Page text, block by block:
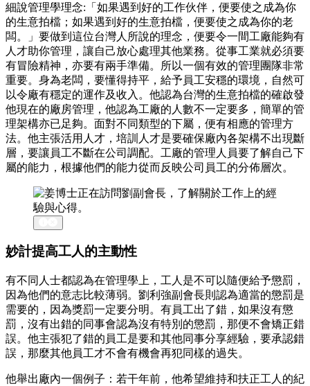
細說管理學理念:「如果遇到好的工作伙伴，便要使之成為你
的生意拍檔；如果遇到好的生意拍檔，便要使之成為你的老
闆。」要做到這位台灣人所說的理念，便要令一間工廠能夠有
人才助你管理，讓自己放心處理其他業務。從事工業就必須要
有冒險精神，亦要有兩手準備。所以一個有效的管理團隊非常
重要。身為老闆，要懂得持平，給予員工安穩的環境，自然可
以令廠有穩定的運作及收入。他認為台灣的生意拍檔的確啟發
他現在的廠房管理，他認為工廠的人數不一定要多，簡單的管
理架構亦已足夠。面對不同類型的下屬，便有相應的管理方
法。他主張活用人才，培訓人才是要確保廠內各架構不出現斷
層，要讓員工不斷在公司調配。工廠的管理人員要了解自己下
屬的能力，根據他們的能力從而反映公司員工的分佈層次。
妙計提高工人的主動性
有不同人士都認為在管理學上，工人是不可以隨便給予懲罰，
因為他們的意志比較薄弱。劉利強副會長則認為適當的懲罰是
需要的，因為獎罰一定要分明。有員工出了錯，如果沒有懲
罰，沒有出錯的同事會認為沒有特別的懲罰，那便不會矯正錯
誤。他主張犯了錯的員工是要和其他同事分享經驗，要承認錯
誤，那麼其他員工才不會有機會再犯同樣的過失。
他舉出廠內一個例子：若干年前，他希望維持和扶正工人的紀